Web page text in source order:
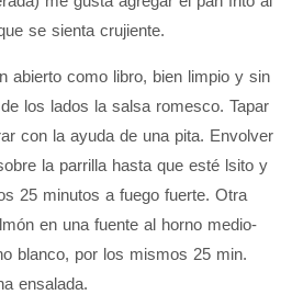
se sienta crujiente.
abierto como libro, bien limpio y sin
los lados la salsa romesco. Tapar
con la ayuda de una pita. Envolver
la parrilla hasta que esté lsito y
25 minutos a fuego fuerte. Otra
en una fuente al horno medio-
blanco, por los mismos 25 min.
ensalada.